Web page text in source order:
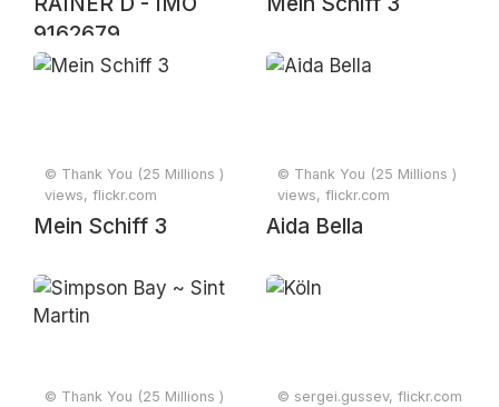
9162679
© Thank You (25 Millions )
views, flickr.com
Mein Schiff 3
© Thank You (25 Millions )
views, flickr.com
Aida Bella
© Thank You (25 Millions )
© sergei.gussev, flickr.com